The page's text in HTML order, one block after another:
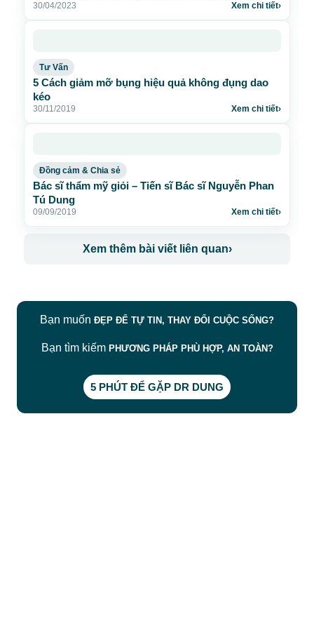
30/04/2023 Xem chi tiết›
Tư Vấn
5 Cách giảm mỡ bụng hiệu quả không đụng dao
kéo
30/11/2019 Xem chi tiết›
Đồng cảm & Chia sẻ
Bác sĩ thẩm mỹ giỏi – Tiến sĩ Bác sĩ Nguyễn Phan
Tú Dung
09/09/2019 Xem chi tiết›
Xem thêm bài viết liên quan›
Bạn muốn ĐẸP ĐỂ TỰ TIN, THAY ĐỔI CUỘC SỐNG?
Bạn tìm kiếm PHƯƠNG PHÁP PHÙ HỢP, AN TOÀN?
5 PHÚT ĐỂ GẶP DR DUNG